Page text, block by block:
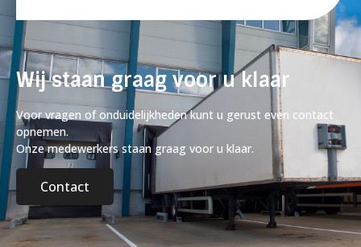
Wij staan graag voor u klaar
Voor vragen of onduidelijkheden kunt u gerust even contact
opnemen.
Onze medewerkers staan graag voor u klaar.
Contact